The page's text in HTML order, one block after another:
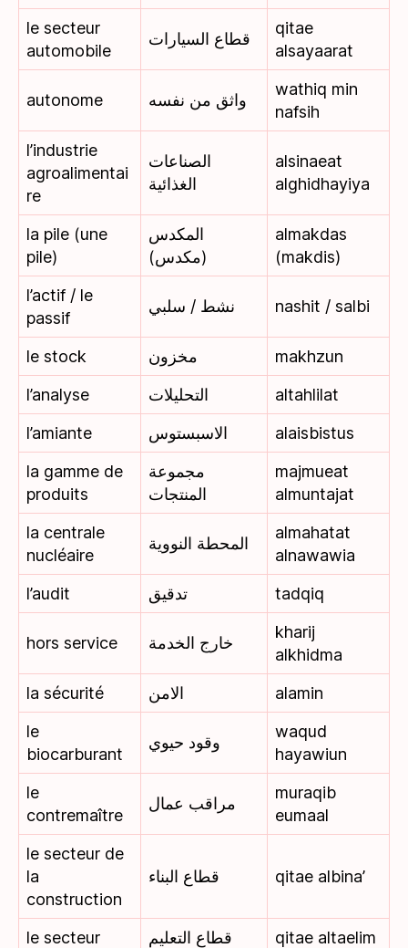
le secteur
automobile
قطاع السيارات
qitae
alsayaarat
autonome واثق من نفسه
wathiq min
nafsih
l’industrie
agroalimentai
re
الصناعات
الغذائية
alsinaeat
alghidhayiya
la pile (une
pile)
المكدس
(مكدس)
almakdas
(makdis)
l’actif / le
passif
نشط / سلبي nashit / salbi
le stock مخزون
makhzun
l’analyse
التحليلات
altahlilat
l’amiante
الاسبستوس
alaisbistus
la gamme de
produits
مجموعة
المنتجات
majmueat
almuntajat
la centrale
nucléaire
المحطة النووية
almahatat
alnawawia
l’audit
تدقيق tadqiq
hors service خارج الخدمة
kharij
alkhidma
la sécurité
الامن
alamin
le
biocarburant
وقود حيوي
waqud
hayawiun
le
contremaître
مراقب عمال
muraqib
eumaal
le secteur de
la
construction
قطاع البناء qitae albina’
le secteur
قطاع التعليم
qitae altaelim